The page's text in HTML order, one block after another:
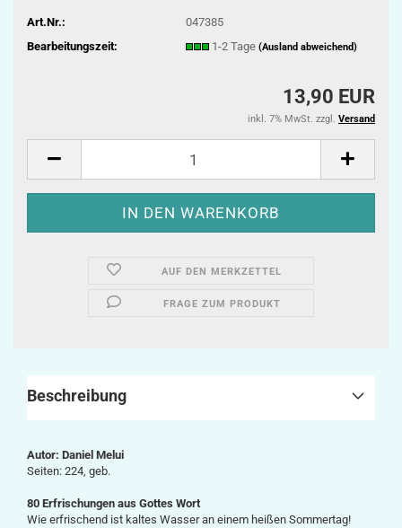
Art.Nr.:
047385
Bearbeitungszeit:
1-2 Tage (Ausland abweichend)
13,90 EUR
inkl. 7% MwSt. zzgl. Versand
AUF DEN MERKZETTEL
FRAGE ZUM PRODUKT
Beschreibung
Autor: Daniel Melui
Seiten: 224, geb.
80 Erfrischungen aus Gottes Wort
Wie erfrischend ist kaltes Wasser an einem heißen Sommertag!